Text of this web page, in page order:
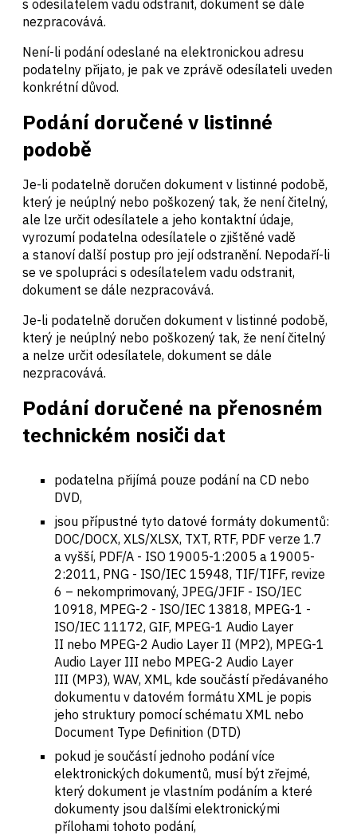
s odesílatelem vadu odstranit, dokument se dále
nezpracovává.
Není-li podání odeslané na elektronickou adresu
podatelny přijato, je pak ve zprávě odesílateli uveden
konkrétní důvod.
Podání doručené v listinné
podobě
Je-li podatelně doručen dokument v listinné podobě,
který je neúplný nebo poškozený tak, že není čitelný,
ale lze určit odesílatele a jeho kontaktní údaje,
vyrozumí podatelna odesílatele o zjištěné vadě
a stanoví další postup pro její odstranění. Nepodaří-li
se ve spolupráci s odesílatelem vadu odstranit,
dokument se dále nezpracovává.
Je-li podatelně doručen dokument v listinné podobě,
který je neúplný nebo poškozený tak, že není čitelný
a nelze určit odesílatele, dokument se dále
nezpracovává.
Podání doručené na přenosném
technickém nosiči dat
podatelna přijímá pouze podání na CD nebo
DVD,
jsou přípustné tyto datové formáty dokumentů:
DOC/DOCX, XLS/XLSX, TXT, RTF, PDF verze 1.7
a vyšší, PDF/A - ISO 19005-1:2005 a 19005-
2:2011, PNG - ISO/IEC 15948, TIF/TIFF, revize
6 – nekomprimovaný, JPEG/JFIF - ISO/IEC
10918, MPEG-2 - ISO/IEC 13818, MPEG-1 -
ISO/IEC 11172, GIF, MPEG-1 Audio Layer
II nebo MPEG-2 Audio Layer II (MP2), MPEG-1
Audio Layer III nebo MPEG-2 Audio Layer
III (MP3), WAV, XML, kde součástí předávaného
dokumentu v datovém formátu XML je popis
jeho struktury pomocí schématu XML nebo
Document Type Definition (DTD)
pokud je součástí jednoho podání více
elektronických dokumentů, musí být zřejmé,
který dokument je vlastním podáním a které
dokumenty jsou dalšími elektronickými
přílohami tohoto podání,